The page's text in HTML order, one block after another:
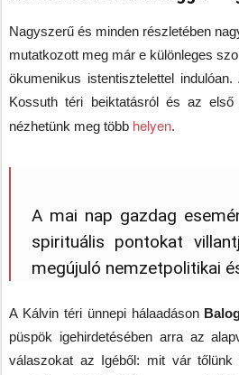
Nagyszerű és minden részletében
mutatkozott meg már e különleges
ökumenikus istentisztelettel
Kossuth téri beiktatásról és az első
nézhetünk meg több helyen.
A mai nap gazdag
spirituális pontokat
megújuló nemzetpolitikai
A Kálvin téri ünnepi hálaadáson
püspök igehirdetésében arra az
válaszokat az Igéből: mit vár